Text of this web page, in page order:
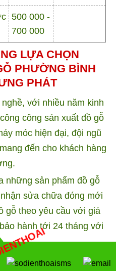
500 000 -
700 000
LỰA CHỌN
PHƯỜNG BÌNH
PHÁT
với nhiều năm kinh
công sản xuất đồ gỗ
móc hiện đại, đội ngũ
đến cho khách hàng
những sản phẩm đồ gỗ
sửa chữa đóng mới
gỗ theo yêu cầu với giá
hành tới 24 tháng với
cầu thang tại quận BÌnh